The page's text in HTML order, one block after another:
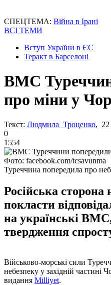
СПЕЦТЕМА: Війна в Ірані
ВСІ ТЕМИ
Вступ України в ЄС
Теракт в Барселоні
ВМС
про міни у
Текст: Людмила Троценко, 22
0
1554
Фото: facebook.com/tcsavunma
Туреччина попередила про
Російська сторона
покласти
на українські ВМС,
твердження
Військово-морські сили
небезпеку у західній частині
видання Milliyet.